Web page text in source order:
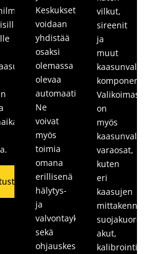
Keskukset
voidaan
yhdistää
osaksi
olemassa
olevaa
automaatiojärjestelmää.
Ne
voivat
myös
toimia
omana
erillisenä
hälytys-
ja
valvontayksikkönä
sekä
ohjauskeskuksena.
vilkut,
sireenit
ja
muut
on
myös
varaosat,
kuten
eri
kaasujen
mittakennot,
suojakuoret,
akut,